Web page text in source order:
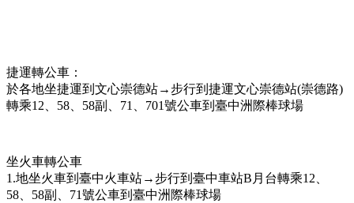
捷運轉公車：
於各地坐捷運到文心崇德站→步行到捷運文心崇德站(崇德路)
轉乘12、58、58副、71、701號公車到臺中洲際棒球場
坐火車轉公車
1.地坐火車到臺中火車站→步行到臺中車站B月台轉乘12、
58、58副、71號公車到臺中洲際棒球場